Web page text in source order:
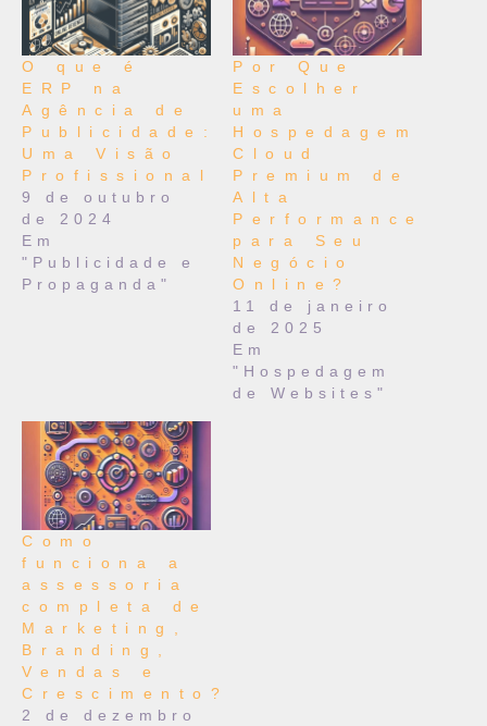
O que é
ERP na
Agência de
Publicidade:
Uma Visão
Profissional
9 de outubro
de 2024
Em
"Publicidade e
Propaganda"
Por Que
Escolher
uma
Hospedagem
Cloud
Premium de
Alta
Performance
para Seu
Negócio
Online?
11 de janeiro
de 2025
Em
"Hospedagem
de Websites"
Como
funciona a
assessoria
completa de
Marketing,
Branding,
Vendas e
Crescimento?
2 de dezembro